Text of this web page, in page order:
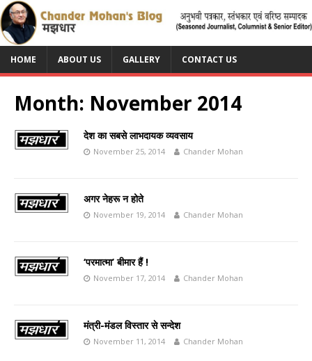
HOME ABOUT US GALLERY CONTACT US
Month: November 2014
देश का सबसे लाभदायक व्यवसाय
November 25, 2014 Chander Mohan
अगर नेहरू न होते
November 19, 2014 Chander Mohan
‘परमात्मा’ बीमार हैं !
November 17, 2014 Chander Mohan
मंत्री-मंडल विस्तार से सन्देश
November 11, 2014 Chander Mohan